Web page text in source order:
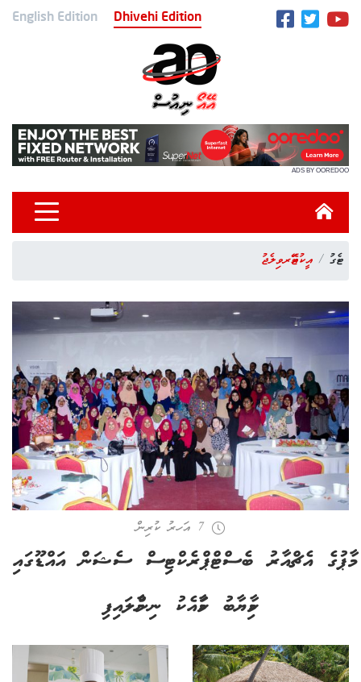
English Edition Dhivehi Edition
ADS BY OOREDOO
ޓެގު އީކުއޭޓަރވިލެޖު
7 އަހރު ކުރިން
މާޕުގެ އެޗްއާރު ބެސްޓްޕްރެކްޓިސް ސެޝަން އައްޑޫގައި
ކާމިޔާބު ކަމާއެކު ނިންމާލައިފި